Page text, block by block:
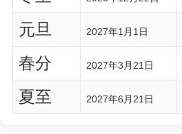
元旦
2027年1月1日
春分
2027年3月21日
夏至
2027年6月21日